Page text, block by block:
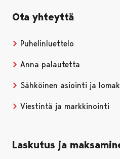
Ota yhteyttä
Puhelinluettelo
Anna palautetta
Sähköinen asiointi ja
Viestintä ja markkinointi
Laskutus ja